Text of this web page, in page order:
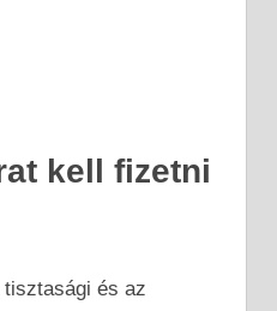
kell fizetni
és az